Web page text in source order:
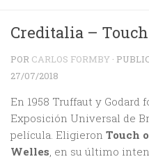
Creditalia –
POR CARLOS FORMBY ·
27/07/2018
En 1958 Truffaut y Godard
Exposición Universal de
película. Eligieron Touch
Welles, en su último